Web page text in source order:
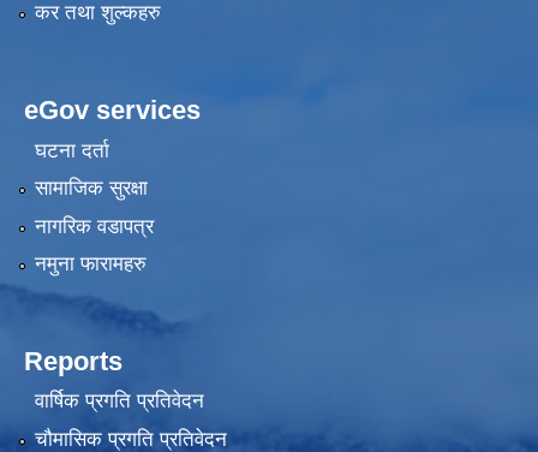
कर तथा शुल्कहरु
eGov services
घटना दर्ता
सामाजिक सुरक्षा
नागरिक वडापत्र
नमुना फारामहरु
Reports
वार्षिक प्रगति प्रतिवेदन
चौमासिक प्रगति प्रतिवेदन